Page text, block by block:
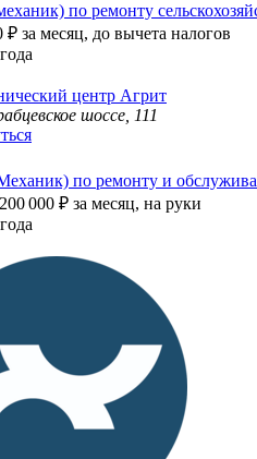
по ремонту
₽ за месяц, до вычета налогов
центр Агрит
шоссе, 111
по ремонту и
200 000 ₽ за месяц, на руки